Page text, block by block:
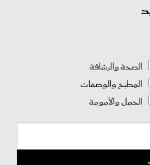
الصحة والرشاقة
المطبخ والوصفات
الحمل والأمومة